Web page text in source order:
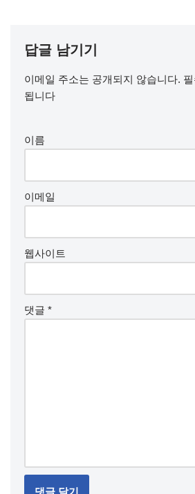
답글 남기기
이메일 주소는 공개되지 않습니다.
됩니다
이름
이메일
웹사이트
댓글 *